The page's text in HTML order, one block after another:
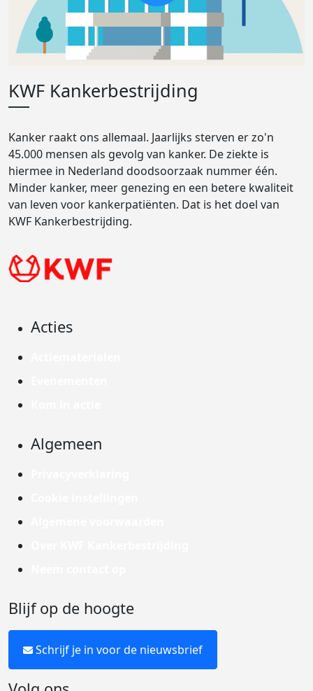
KWF Kankerbestrijding
Kanker raakt ons allemaal. Jaarlijks sterven er zo'n
45.000 mensen als gevolg van kanker. De ziekte is
hiermee in Nederland doodsoorzaak nummer één.
Minder kanker, meer genezing en een betere kwaliteit
van leven voor kankerpatiënten. Dat is het doel van
KWF Kankerbestrijding.
Acties
Algemeen
Blijf op de hoogte
Schrijf je in voor de nieuwsbrief